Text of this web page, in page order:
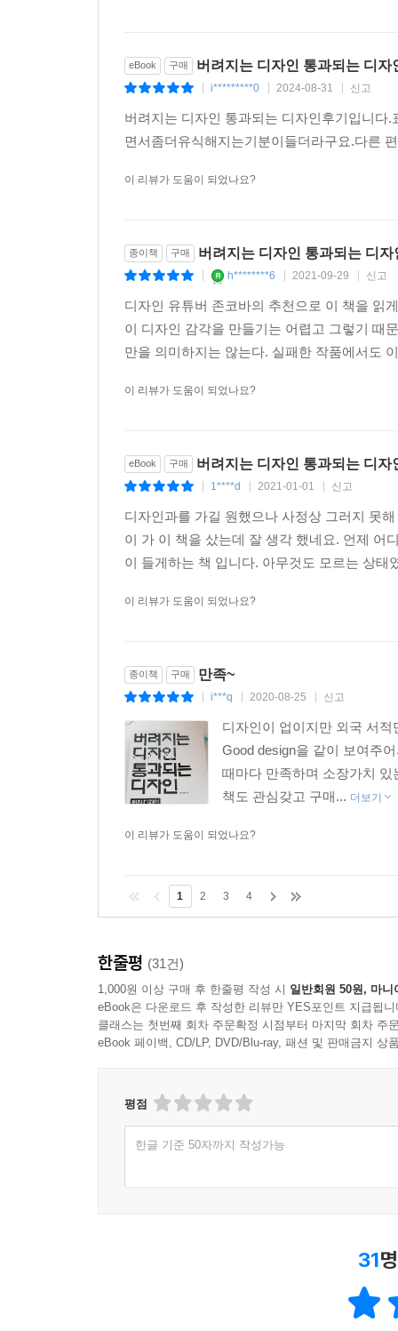
eBook 구매 버려지는 디자인 통과되는 디자
i*********0 2024-08-31 신고
버려지는 디자인 통과되는 디자인후기입니다
면서좀더유식해지는기분이들더라구요.다른
이 리뷰가 도움이 되었나요?
종이책 구매 버려지는 디자인 통과되는 디자
h********6 2021-09-29 신고
디자인 유튜버 존코바의 추천으로 이 책을 읽
이 디자인 감각을 만들기는 어렵고 그렇기 때
만을 의미하지는 않는다. 실패한 작품에서도
이 리뷰가 도움이 되었나요?
eBook 구매 버려지는 디자인 통과되는 디자
1****d 2021-01-01 신고
디자인과를 가길 원했으나 사정상 그러지 못
이 가 이 책을 샀는데 잘 생각 했네요. 언제 어
이 들게하는 책 입니다. 아무것도 모르는 상
이 리뷰가 도움이 되었나요?
종이책 구매 만족~
i***q 2020-08-25 신고
디자인이 업이지만 외국 서
Good design을 같이 보여주
때마다 만족하며 소장가치
책도 관심갖고 구매... 더보기
이 리뷰가 도움이 되었나요?
1 2 3 4
한줄평 (31건)
1,000원 이상 구매 후 한줄평 작성 시 일반회원 50원, 마니
eBook은 다운로드 후 작성한 리뷰만 YES포인트 지급됩니
클래스는 첫번째 회차 주문확정 시점부터 마지막 회차 주
eBook 페이백, CD/LP, DVD/Blu-ray, 패션 및 판매금지 상
평점
한글 기준 50자까지 작성가능
31